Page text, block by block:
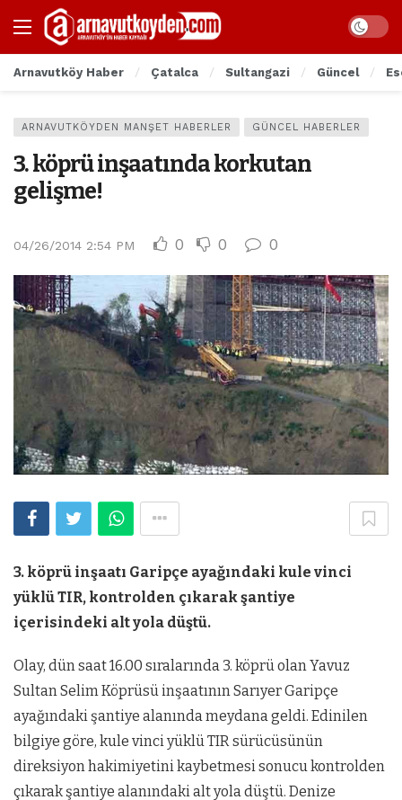
Arnavutköy Haber Çatalca Sultangazi Güncel
ARNAVUTKÖYDEN MANŞET HABERLER GÜNCEL HABERLER
3. köprü inşaatında korkutan
gelişme!
04/26/2014 2:54 PM 0 0 0
3. köprü inşaatı Garipçe ayağındaki kule vinci
yüklü TIR, kontrolden çıkarak şantiye
içerisindeki alt yola düştü.
Olay, dün saat 16.00 sıralarında 3. köprü olan Yavuz
Sultan Selim Köprüsü inşaatının Sarıyer Garipçe
ayağındaki şantiye alanında meydana geldi. Edinilen
bilgiye göre, kule vinci yüklü TIR sürücüsünün
direksiyon hakimiyetini kaybetmesi sonucu kontrolden
çıkarak şantiye alanındaki alt yola düştü. Denize